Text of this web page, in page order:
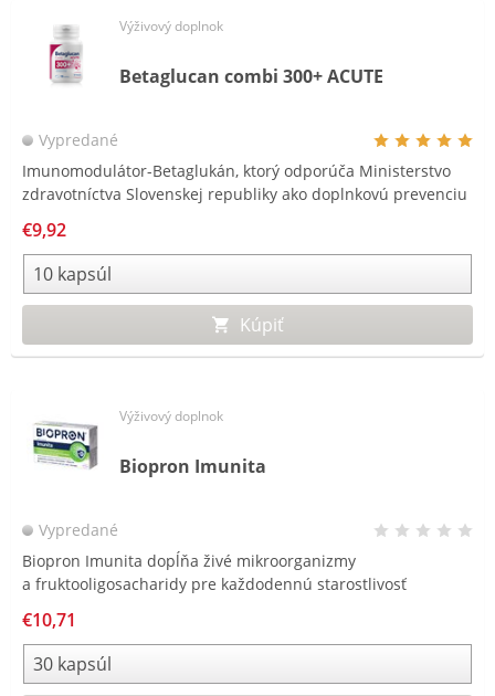
Výživový doplnok
Betaglucan combi 300+ ACUTE
Vypredané
Imunomodulátor-Betaglukán, ktorý odporúča Ministerstvo
zdravotníctva Slovenskej republiky ako doplnkovú prevenciu
€9,92
Kúpiť
Výživový doplnok
Biopron Imunita
Vypredané
Biopron Imunita dopĺňa živé mikroorganizmy
a fruktooligosacharidy pre každodennú starostlivosť
systému.
€10,71